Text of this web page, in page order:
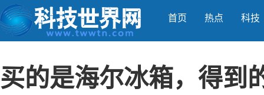
首页 热点 科技
买的是海尔冰箱，得到